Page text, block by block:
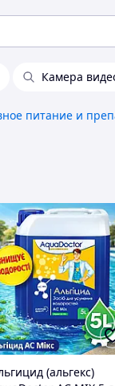
Камера
питание и
(альгекс)